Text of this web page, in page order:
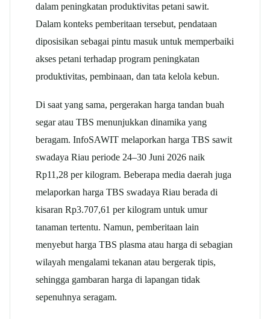
dalam peningkatan produktivitas petani sawit.
Dalam konteks pemberitaan tersebut, pendataan
diposisikan sebagai pintu masuk untuk memperbaiki
akses petani terhadap program peningkatan
produktivitas, pembinaan, dan tata kelola kebun.
Di saat yang sama, pergerakan harga tandan buah
segar atau TBS menunjukkan dinamika yang
beragam. InfoSAWIT melaporkan harga TBS sawit
swadaya Riau periode 24–30 Juni 2026 naik
Rp11,28 per kilogram. Beberapa media daerah juga
melaporkan harga TBS swadaya Riau berada di
kisaran Rp3.707,61 per kilogram untuk umur
tanaman tertentu. Namun, pemberitaan lain
menyebut harga TBS plasma atau harga di sebagian
wilayah mengalami tekanan atau bergerak tipis,
sehingga gambaran harga di lapangan tidak
sepenuhnya seragam.